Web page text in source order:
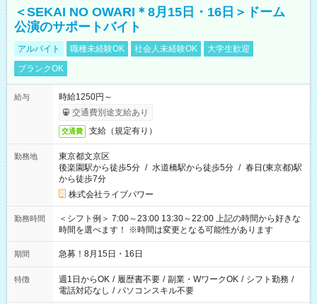
＜SEKAI NO OWARI＊8月15日・16日＞ドーム
公演のサポートバイト
アルバイト 職種未経験OK 社会人未経験OK
大学生歓迎
ブランクOK
給与
時給1250円～
交通費別途支給あり
交通費 支給（規定有り）
勤務地
東京都文京区
後楽園駅から徒歩5分 / 水道橋駅から徒歩5分 / 春日(東京都)駅
から徒歩7分
株式会社ライブパワー
勤務時間
＜シフト例＞ 7:00～23:00 13:30～22:00 上記の時間から好きな
時間を選べます！ ※時間は変更となる可能性があります
期間 急募！8月15日・16日
特徴 週1日からOK / 履歴書不要 / 副業・WワークOK / シフト勤務 /
電話対応なし / パソコンスキル不要